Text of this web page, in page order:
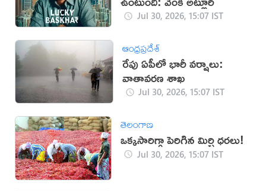
Jul 30, 2026, 15:07 IST
ఆంధ్రప్రదేశ్
రేపు ఏపీలో భారీ వర్షాలు:
వాతావరణ శాఖ
Jul 30, 2026, 15:07 IST
తెలంగాణ
ఒక్కసారిగ్గా పెరిగిన మిర్చి ధరలు!
Jul 30, 2026, 15:07 IST